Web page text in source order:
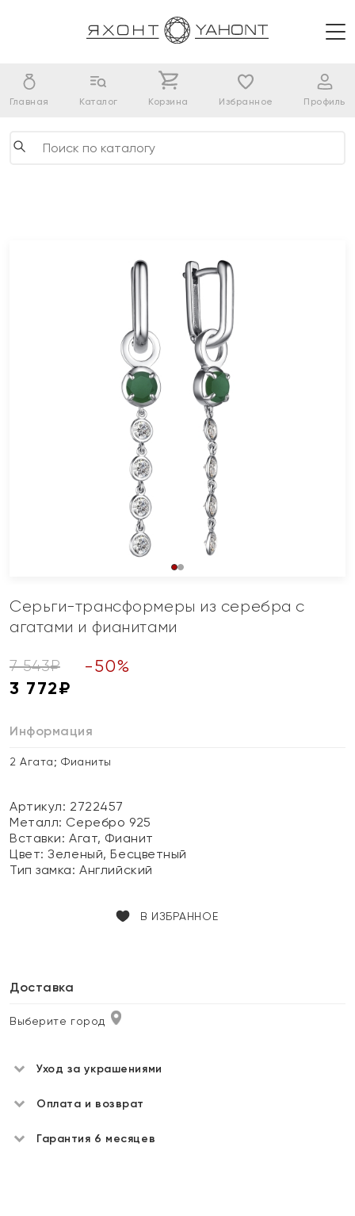
Главная Каталог Корзина Избранное Профиль
Серьги-трансформеры из серебра с
агатами и фианитами
7 543₽ -50%
3 772₽
Информация
2 Агата; Фианиты
Артикул: 2722457
Металл: Серебро 925
Вставки:Агат, Фианит
Цвет:Зеленый, Бесцветный
Тип замка:Английский
В ИЗБРАННОЕ
Доставка
Выберите город
Уход за украшениями
Оплата и возврат
Гарантия 6 месяцев